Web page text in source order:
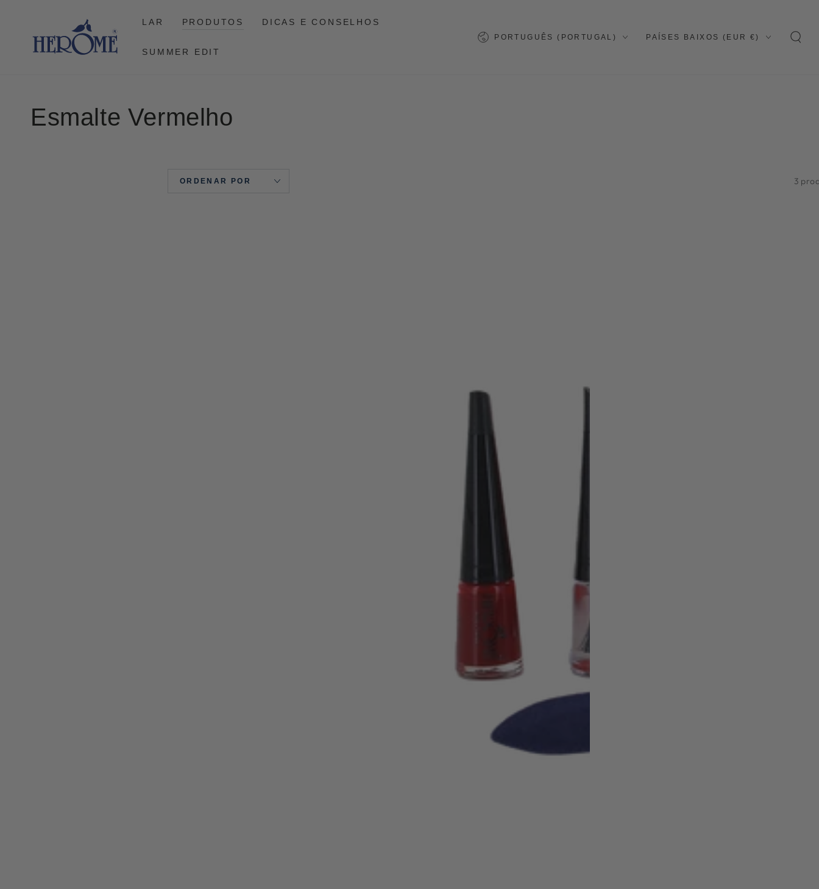
LAR PRODUTOS DICAS E CONSELHOS
SUMMER EDIT
Língua
PORTUGUÊS (PORTUGAL)
País/região
PAÍSES BAIXOS (EUR €)
Coleção:
Esmalte Vermelho
ORDENAR POR 3